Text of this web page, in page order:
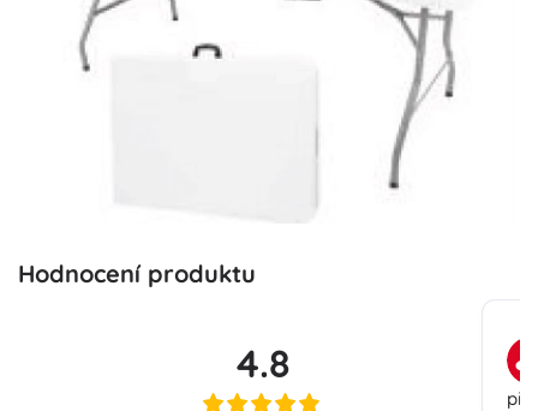
Hodnocení produktu
4.8
při